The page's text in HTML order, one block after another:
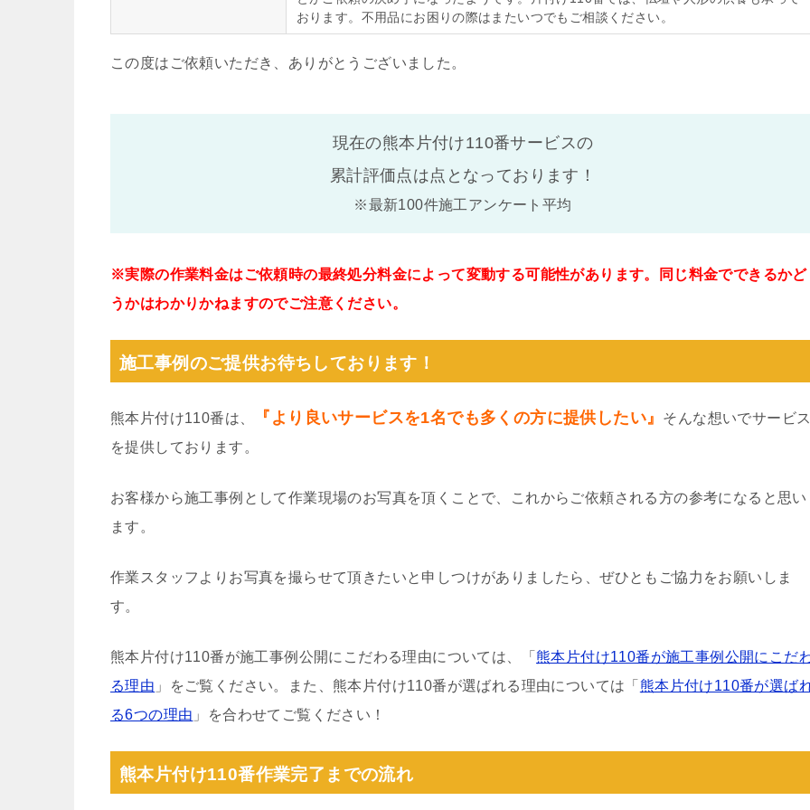
おります。不用品にお困りの際はまたいつでもご相談ください。
この度はご依頼いただき、ありがとうございました。
現在の熊本片付け110番サービスの
累計評価点は点となっております！
※最新100件施工アンケート平均
※実際の作業料金はご依頼時の最終処分料金によって変動する可能性があります。同じ料金でできるかど
うかはわかりかねますのでご注意ください。
施工事例のご提供お待ちしております！
熊本片付け110番は、 『より良いサービスを1名でも多くの方に提供したい』
そんな想いでサービ
を提供しております。
お客様から施工事例として作業現場のお写真を頂くことで、これからご依頼される方の参考になると思い
ます。
作業スタッフよりお写真を撮らせて頂きたいと申しつけがありましたら、ぜひともご協力をお願いしま
す。
熊本片付け110番が施工事例公開にこだわる理由については、「 熊本片付け110番が施工事例公開にこだ
る理由 」をご覧ください。また、熊本片付け110番が選ばれる理由については「 熊本片付け110番が選ば
る6つの理由 」を合わせてご覧ください！
熊本片付け110番作業完了までの流れ